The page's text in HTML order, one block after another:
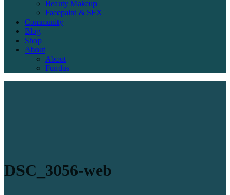
Beauty Makeup
Facepaint & SFX
Community
Blog
Shop
About
About
Fundus
DSC_3056-web